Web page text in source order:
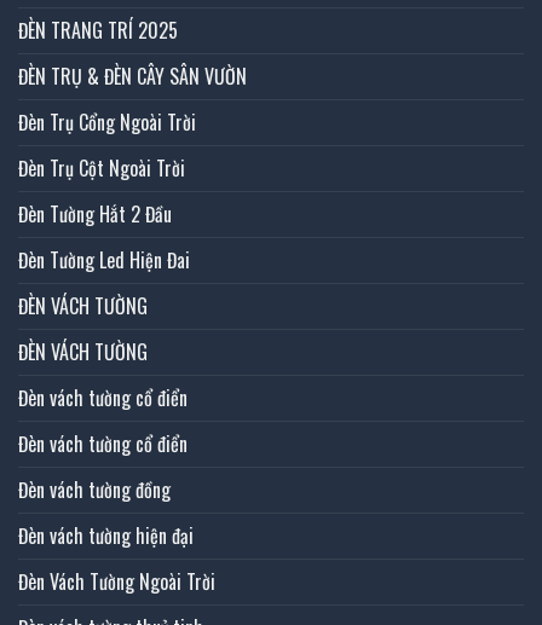
ĐÈN TRANG TRÍ 2025
ĐÈN TRỤ & ĐÈN CÂY SÂN VƯỜN
Đèn Trụ Cổng Ngoài Trời
Đèn Trụ Cột Ngoài Trời
Đèn Tường Hắt 2 Đầu
Đèn Tường Led Hiện Đai
ĐÈN VÁCH TƯỜNG
ĐÈN VÁCH TƯỜNG
Đèn vách tường cổ điển
Đèn vách tường cổ điển
Đèn vách tường đồng
Đèn vách tường hiện đại
Đèn Vách Tường Ngoài Trời